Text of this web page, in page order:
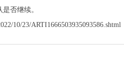
否继续。
10/23/ARTI1666503935093586.shtml